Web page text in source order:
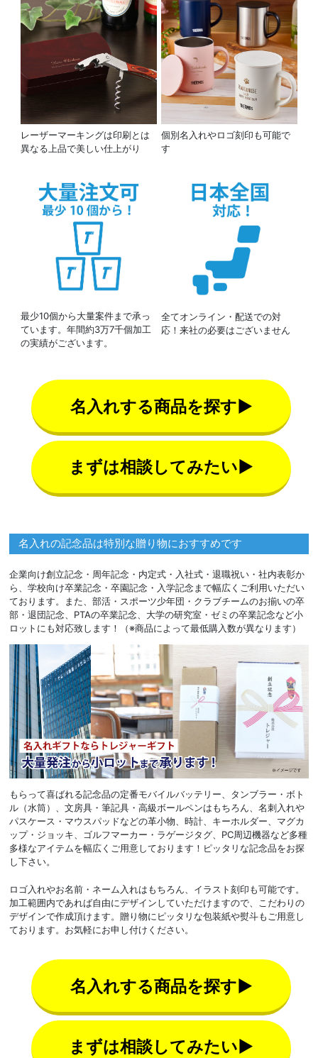
レーザーマーキングは印刷とは
異なる上品で美しい仕上がり
個別名入れやロゴ刻印も可能で
す
最少10個から大量案件まで承っ
ています。年間約3万7千個加工
の実績がございます。
全てオンライン・配送での対
応！来社の必要はございません
名入れする商品を探す▶
まずは相談してみたい▶
名入れの記念品は特別な贈り物におすすめです
企業向け創立記念・周年記念・内定式・入社式・退職祝い・社内表彰か
ら、学校向け卒業記念・卒園記念・入学記念まで幅広くご利用いただい
ております。また、部活・スポーツ少年団・クラブチームのお揃いの卒
部・退団記念、PTAの卒業記念、大学の研究室・ゼミの卒業記念など小
ロットにも対応致します！（※商品によって最低購入数が異なります）
もらって喜ばれる記念品の定番モバイルバッテリー、タンブラー・ボト
ル（水筒）、文房具・筆記具・高級ボールペンはもちろん、名刺入れや
パスケース・マウスパッドなどの革小物、時計、キーホルダー、マグカ
ップ・ジョッキ、ゴルフマーカー・ラゲージタグ、PC周辺機器など多種
多様なアイテムを幅広くご用意しております！ピッタリな記念品をお探
し下さい。
ロゴ入れやお名前・ネーム入れはもちろん、イラスト刻印も可能です。
加工範囲内であれば自由にデザインしていただけますので、こだわりの
デザインで作成頂けます。贈り物にピッタリな包装紙や熨斗もご用意し
ております。お気軽にお申し付けください。
名入れする商品を探す▶
まずは相談してみたい▶